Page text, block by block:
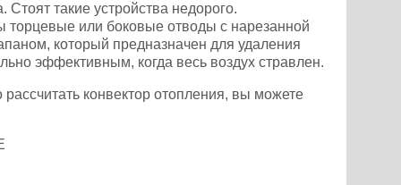
такие устройства недорого.
торцевые или боковые отводы с нарезанной
который предназначен для удаления
эффективным, когда весь воздух стравлен.
конвектор отопления, вы можете